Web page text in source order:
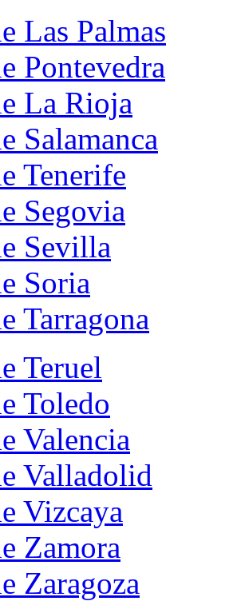
Las Palmas
Pontevedra
La Rioja
Salamanca
Tenerife
Segovia
Sevilla
Soria
Tarragona
Teruel
Toledo
Valencia
Valladolid
Vizcaya
Zamora
Zaragoza